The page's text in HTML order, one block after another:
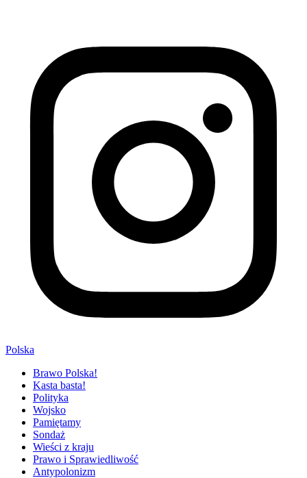
Polska
Brawo Polska!
Kasta basta!
Polityka
Wojsko
Pamiętamy
Sondaż
Wieści z kraju
Prawo i Sprawiedliwość
Antypolonizm